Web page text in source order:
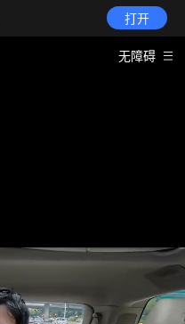
打开
无障碍